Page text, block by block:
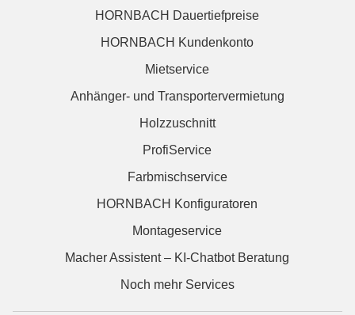
HORNBACH Dauertiefpreise
HORNBACH Kundenkonto
Mietservice
Anhänger- und Transportervermietung
Holzzuschnitt
ProfiService
Farbmischservice
HORNBACH Konfiguratoren
Montageservice
Macher Assistent – KI-Chatbot Beratung
Noch mehr Services